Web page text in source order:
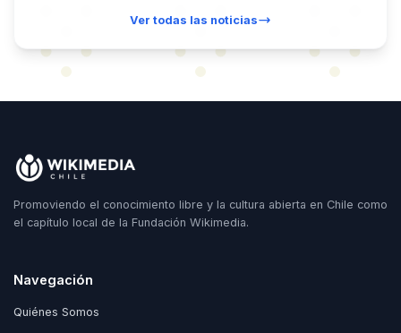
Ver todas las noticias
Promoviendo el conocimiento libre y la cultura abierta en Chile como
el capítulo local de la Fundación Wikimedia.
Navegación
Quiénes Somos